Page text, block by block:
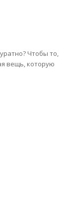
Чтобы то,
вещь, которую